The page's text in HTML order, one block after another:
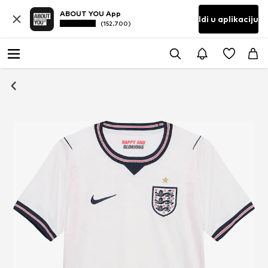
ABOUT YOU App
(152.700) Idi u aplikaciju